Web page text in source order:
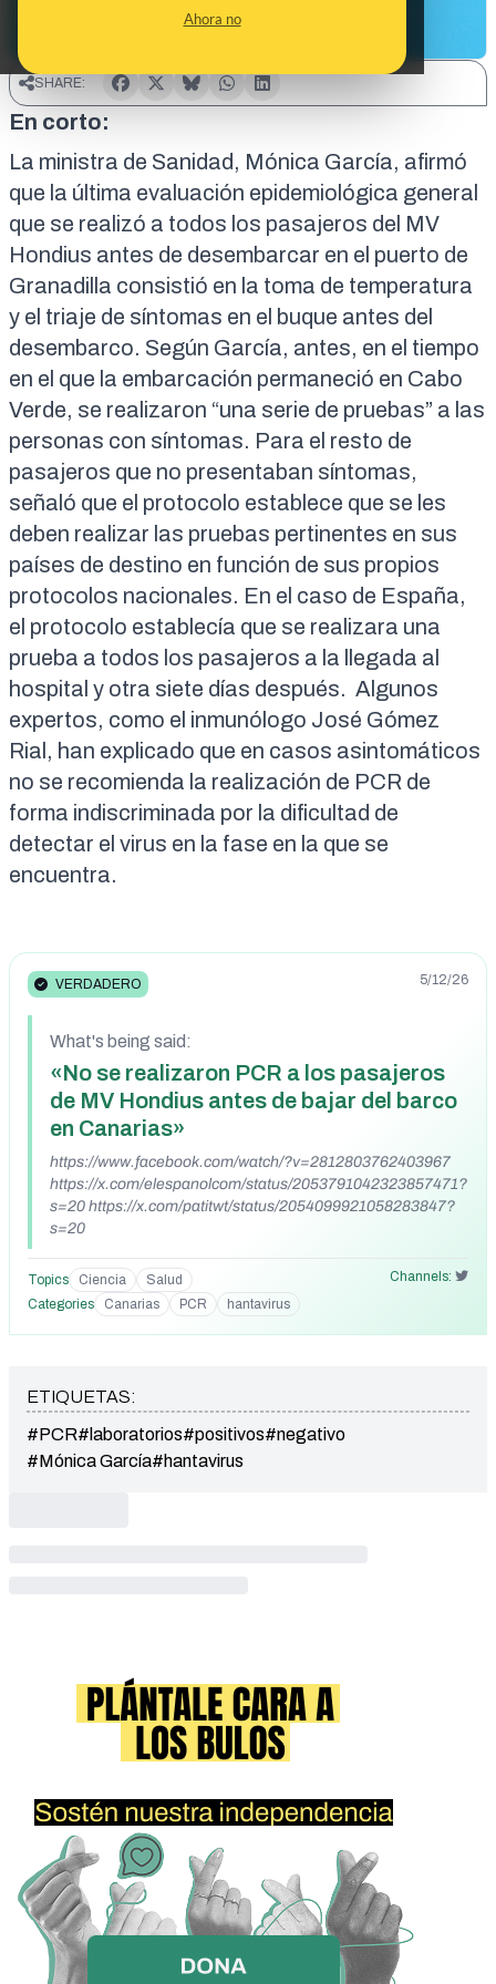
Ahora no
SHARE:
En corto:
La ministra de Sanidad, Mónica García, afirmó
que la última evaluación epidemiológica general
que se realizó a todos los pasajeros del MV
Hondius antes de desembarcar en el puerto de
Granadilla consistió en la toma de temperatura
y el triaje de síntomas en el buque antes del
desembarco. Según García, antes, en el tiempo
en el que la embarcación permaneció en Cabo
Verde, se realizaron “una serie de pruebas” a las
personas con síntomas. Para el resto de
pasajeros que no presentaban síntomas,
señaló que el protocolo establece que se les
deben realizar las pruebas pertinentes en sus
países de destino en función de sus propios
protocolos nacionales. En el caso de España,
el protocolo establecía que se realizara una
prueba a todos los pasajeros a la llegada al
hospital y otra siete días después. Algunos
expertos, como el inmunólogo José Gómez
Rial, han explicado que en casos asintomáticos
no se recomienda la realización de PCR de
forma indiscriminada por la dificultad de
detectar el virus en la fase en la que se
encuentra.
VERDADERO 5/12/26
What's being said:
«No se realizaron PCR a los pasajeros
de MV Hondius antes de bajar del barco
en Canarias»
https://www.facebook.com/watch/?v=2812803762403967
https://x.com/elespanolcom/status/2053791042323857471?
s=20 https://x.com/patitwt/status/2054099921058283847?
s=20
Topics Ciencia Salud
Channels:
Categories
Canarias PCR hantavirus
ETIQUETAS:
#PCR#laboratorios#positivos#negativo
#Mónica García#hantavirus